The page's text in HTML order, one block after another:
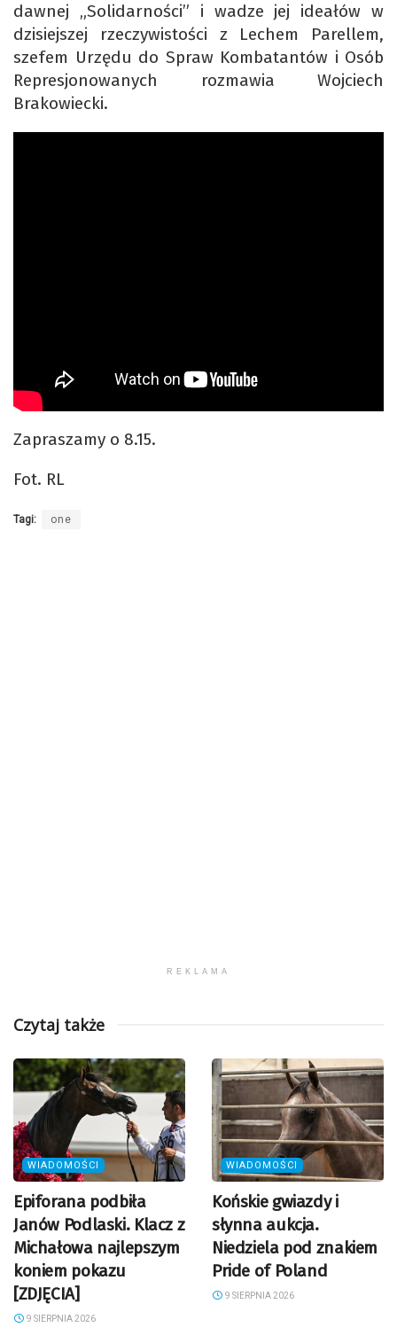
dawnej „Solidarności” i wadze jej ideałów w
dzisiejszej rzeczywistości z Lechem Parellem,
szefem Urzędu do Spraw Kombatantów i Osób
Represjonowanych rozmawia Wojciech
Brakowiecki.
Zapraszamy o 8.15.
Fot. RL
Tagi: one
REKLAMA
Czytaj także
WIADOMOŚCI
Epiforana podbiła
Janów Podlaski. Klacz z
Michałowa najlepszym
koniem pokazu
[ZDJĘCIA]
9 SIERPNIA 2026
WIADOMOŚCI
Końskie gwiazdy i
słynna aukcja.
Niedziela pod znakiem
Pride of Poland
9 SIERPNIA 2026